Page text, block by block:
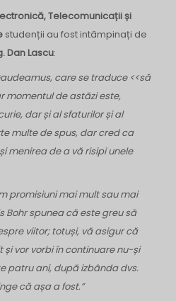
Telecomunicații și
studenții au fost intâmpinați de
Dan Lascu:
care se traduce <<să
momentul de astăzi este,
dar și al sfaturilor și al
multe de spus, dar cred ca
menirea de a vă risipi unele
promisiuni mai mult sau mai
Bohr spunea că este greu să
viitor; totuși, vă asigur că
vor vorbi în continuare nu-și
patru ani, după izbânda dvs.
că așa a fost.”